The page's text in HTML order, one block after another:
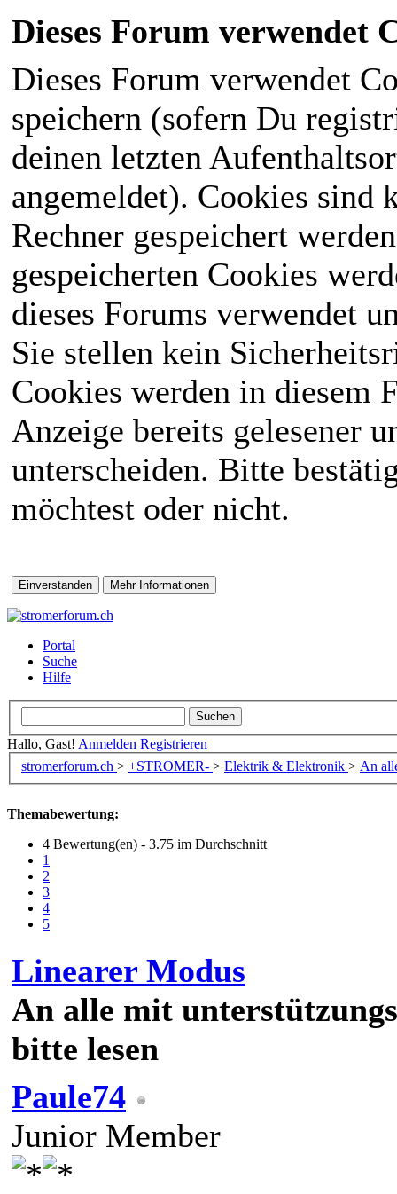
Dieses Forum verwendet
Dieses Forum verwendet
speichern (sofern Du
deinen letzten
angemeldet). Cookies sind
Rechner gespeichert
gespeicherten Cookies
dieses Forums verwendet
Sie stellen kein
Cookies werden in diesem
Anzeige bereits gelesener
unterscheiden. Bitte
möchtest oder nicht.
Portal
Suche
Hilfe
Hallo, Gast! Anmelden Registrieren
stromerforum.ch > +STROMER- > Elektrik & Elektronik > An
Themabewertung:
4 Bewertung(en) - 3.75 im Durchschnitt
1
2
3
4
5
Linearer Modus
An alle mit
bitte lesen
Paule74
Junior Member